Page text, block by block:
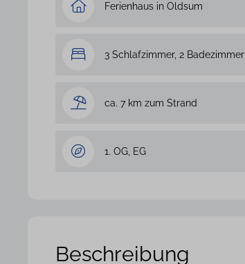
Ferienhaus in Oldsum
3 Schlafzimmer, 2 Badezimmer
ca. 7 km zum Strand
1. OG, EG
Beschreibung